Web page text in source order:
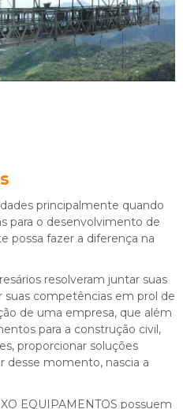
principalmente quando
para o desenvolvimento de
possa fazer a diferença na
resolveram juntar suas
competências em prol de
de uma empresa, que além
para a construção civil,
proporcionar soluções
desse momento, nascia a
EQUIPAMENTOS possuem